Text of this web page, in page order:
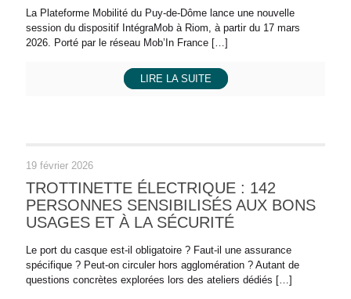
La Plateforme Mobilité du Puy-de-Dôme lance une nouvelle
session du dispositif IntégraMob à Riom, à partir du 17 mars
2026. Porté par le réseau Mob’In France […]
LIRE LA SUITE
19 février 2026
TROTTINETTE ÉLECTRIQUE : 142
PERSONNES SENSIBILISÉS AUX BONS
USAGES ET À LA SÉCURITÉ
Le port du casque est-il obligatoire ? Faut-il une assurance
spécifique ? Peut-on circuler hors agglomération ? Autant de
questions concrètes explorées lors des ateliers dédiés […]